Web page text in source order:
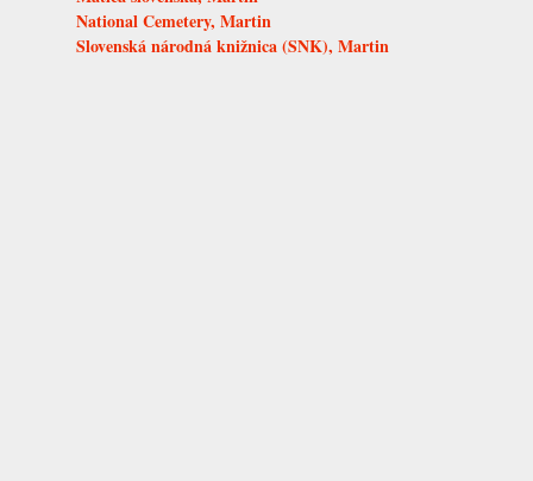
National Cemetery, Martin
Slovenská národná knižnica (SNK), Martin